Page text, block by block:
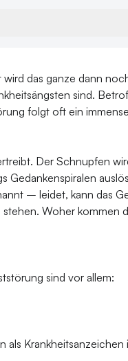
das ganze dann
sind.
folgt oft ein
Der Schnupfen
– leidet, kann das
Woher kommen
sind vor allem:
als